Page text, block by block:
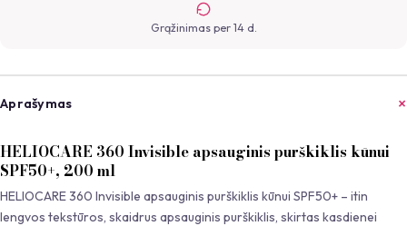
Grąžinimas per 14 d.
Aprašymas
HELIOCARE 360 Invisible apsauginis purškiklis kūnui
SPF50+, 200 ml
HELIOCARE 360 Invisible apsauginis purškiklis kūnui SPF50+ – itin
lengvos tekstūros, skaidrus apsauginis purškiklis, skirtas kasdienei